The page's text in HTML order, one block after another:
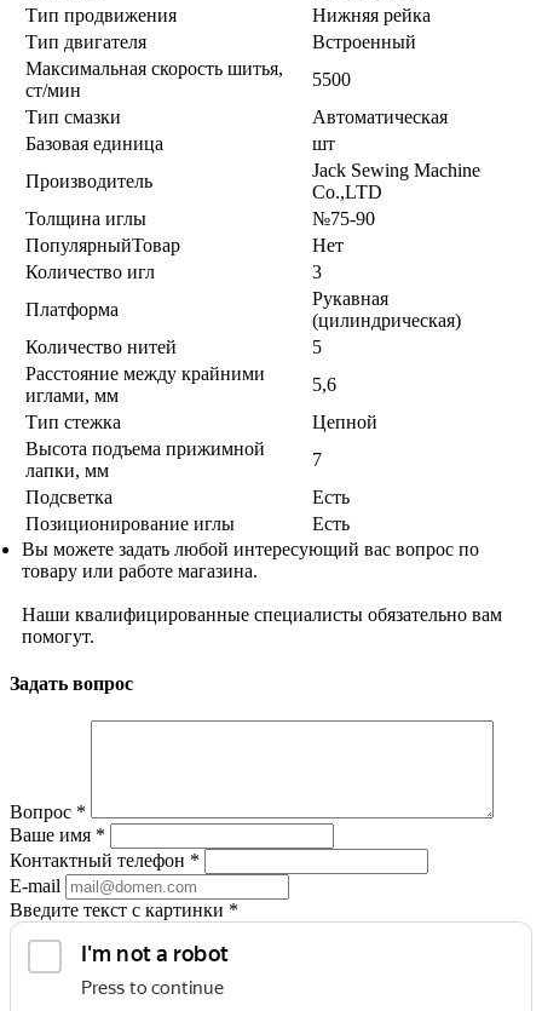
Тип продвижения
Нижняя рейка
Тип двигателя
Встроенный
Максимальная скорость шитья,
ст/мин
5500
Тип смазки
Автоматическая
Базовая единица
шт
Производитель
Jack Sewing Machine
Co.,LTD
Толщина иглы
№75-90
ПопулярныйТовар
Нет
Количество игл
3
Платформа
Рукавная
(цилиндрическая)
Количество нитей
5
Расстояние между крайними
иглами, мм
5,6
Тип стежка
Цепной
Высота подъема прижимной
лапки, мм
7
Подсветка
Есть
Позиционирование иглы
Есть
Вы можете задать любой интересующий вас вопрос по
товару или работе магазина.
Наши квалифицированные специалисты обязательно вам
помогут.
Задать вопрос
Вопрос *
Ваше имя *
Контактный телефон *
E-mail
Введите текст с картинки *